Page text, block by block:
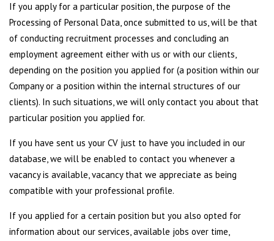
If you apply for a particular position, the purpose of the
Processing of Personal Data, once submitted to us, will be that
of conducting recruitment processes and concluding an
employment agreement either with us or with our clients,
depending on the position you applied for (a position within our
Company or a position within the internal structures of our
clients). In such situations, we will only contact you about that
particular position you applied for.
If you have sent us your CV just to have you included in our
database, we will be enabled to contact you whenever a
vacancy is available, vacancy that we appreciate as being
compatible with your professional profile.
If you applied for a certain position but you also opted for
information about our services, available jobs over time,